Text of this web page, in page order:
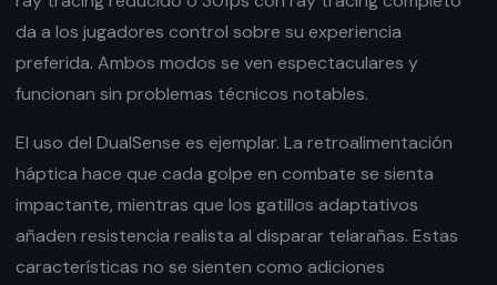
da a los jugadores control sobre su experiencia
preferida. Ambos modos se ven espectaculares y
funcionan sin problemas técnicos notables.
El uso del DualSense es ejemplar. La retroalimentación
háptica hace que cada golpe en combate se sienta
impactante, mientras que los gatillos adaptativos
añaden resistencia realista al disparar telarañas. Estas
características no se sienten como adiciones